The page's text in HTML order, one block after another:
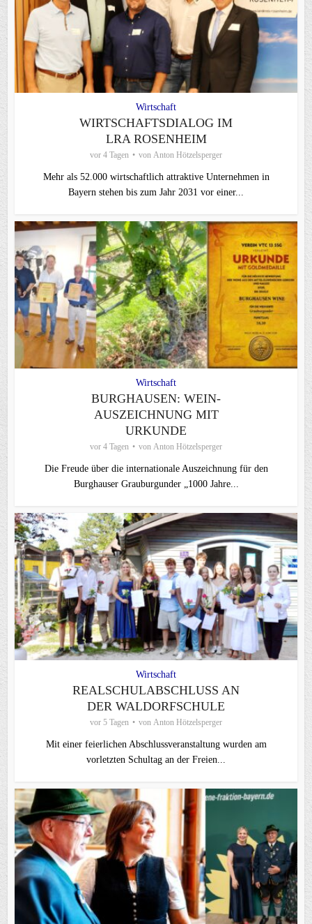
Wirtschaft
WIRTSCHAFTSDIALOG IM
LRA ROSENHEIM
vor 4 Tagen von Anton Hötzelsperger
Mehr als 52.000 wirtschaftlich attraktive Unternehmen in
Bayern stehen bis zum Jahr 2031 vor einer...
Wirtschaft
BURGHAUSEN: WEIN-
AUSZEICHNUNG MIT
URKUNDE
vor 4 Tagen von Anton Hötzelsperger
Die Freude über die internationale Auszeichnung für den
Burghauser Grauburgunder „1000 Jahre...
Wirtschaft
REALSCHULABSCHLUSS AN
DER WALDORFSCHULE
vor 5 Tagen von Anton Hötzelsperger
Mit einer feierlichen Abschlussveranstaltung wurden am
vorletzten Schultag an der Freien...